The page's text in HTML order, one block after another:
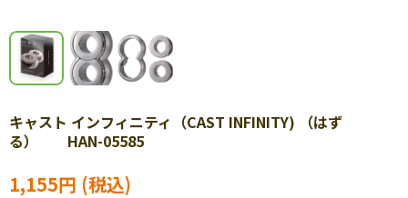
キャスト インフィニティ（CAST INFINITY) （はず
る） HAN-05585
1,155円